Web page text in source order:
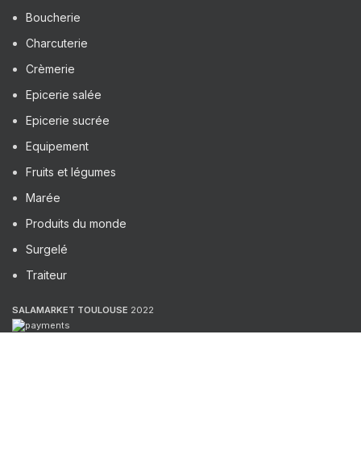
Boucherie
Charcuterie
Crèmerie
Epicerie salée
Epicerie sucrée
Equipement
Fruits et légumes
Marée
Produits du monde
Surgelé
Traiteur
SALAMARKET TOULOUSE 2022